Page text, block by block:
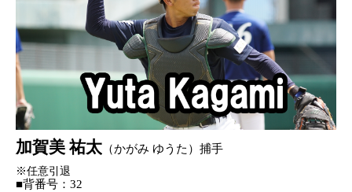
加賀美 祐太 （かがみ ゆうた）捕手
※任意引退
■背番号： 32